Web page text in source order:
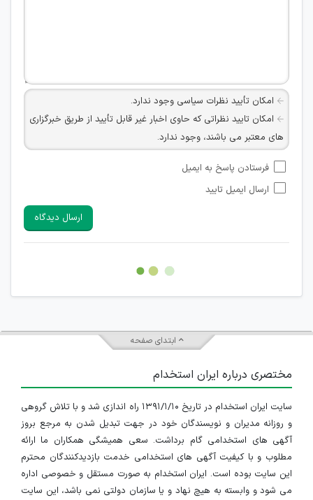
امکان تأیید نظرات سیاسی وجود ندارد.
امکان تایید نظراتی که حاوی اخبار غیر قابل تأیید از طریق خبرگزاری
های معتبر می باشند، وجود ندارد.
شبکه های مجازی ارتباطی می باشند وجود ندارد.
امکان تأیید نظرات کاربرانی که به هر طریقی قصد مأیوس کردن
هرگونه تحریک، تحقیر و کنایه به سایر افراد (مسئول و غیر مسئول)
غیر مجاز می باشد.
امکان هماهنگی برای هرگونه ملاقات حضوری چه به صورت دسته
فرستادن پاسخ به ایمیل
ارسال ایمیل تایید
ارسال دیدگاه
ابتدای صفحه
مختصری درباره ایران استخدام
سایت ایران استخدام در تاریخ ۱۳۹۱/۱/۱۰ راه اندازی شد و با تلاش گروهی
و روزانه مدیران و نویسندگان خود در جهت تبدیل شدن به مرجع بروز
آگهی های استخدامی گام برداشت. سعی همیشگی همکاران ما ارائه
مطلوب و با کیفیت آگهی های استخدامی خدمت بازدیدکنندگان محترم
این سایت بوده است. ایران استخدام به صورت مستقل و خصوصی اداره
می شود و وابسته به هیچ نهاد و یا سازمان دولتی نمی باشد، این سایت